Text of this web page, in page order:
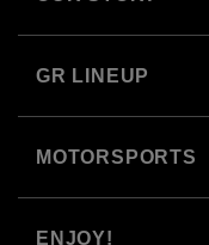
GR LINEUP
MOTORSPORTS
ENJOY!